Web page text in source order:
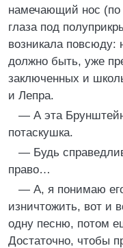
намечающий нос
глаза под
возникала повсюду:
должно быть, уже
заключенных и
и Лепра.
— А эта
потаскушка.
— Будь
право…
— А, я понимаю
изничтожить, вот и
одну песню, потом
Достаточно, чтобы